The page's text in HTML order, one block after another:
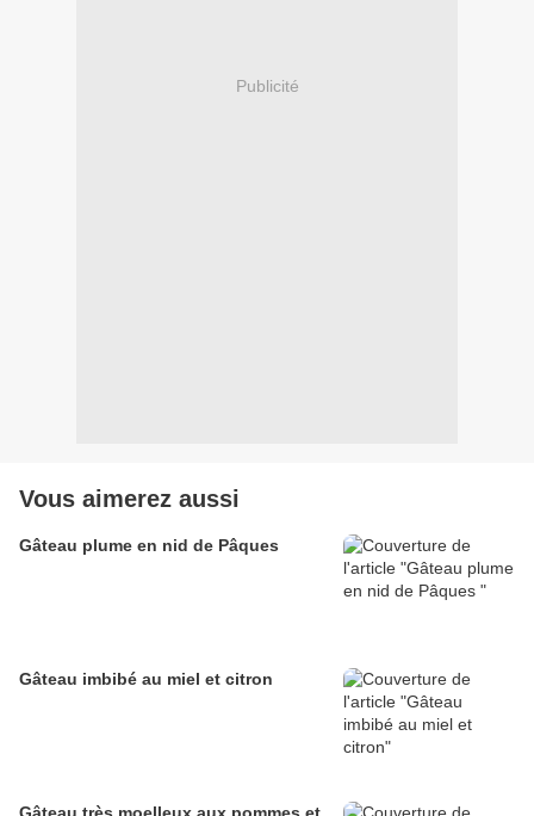
Publicité
Vous aimerez aussi
Gâteau plume en nid de Pâques
Gâteau imbibé au miel et citron